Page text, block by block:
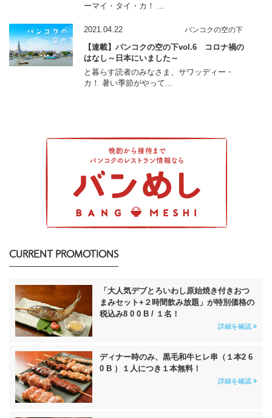
ーマイ・タイ・カ！ ...
2021.04.22 バンコクの空の下
【連載】バンコクの空の下vol.6 コロナ禍の
はなし～日本にいました～
と暮らす読者のみなさま、サワッディー・
カ！ 暑い季節がやって...
CURRENT PROMOTIONS
「大人気デブとろいわし原始焼き付きおつ
まみセット+２時間飲み放題」が特別価格の
税込み8 0 0 B / １名！
詳細を確認
ディナー時のみ、黒毛和牛ヒレ串（１本2 6
0 B ）１人につき１本無料！
詳細を確認